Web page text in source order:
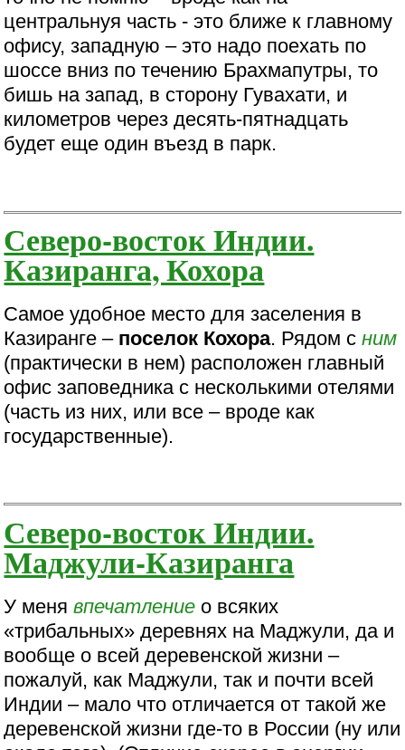
центральнуя часть - это ближе к главному
офису, западную – это надо поехать по
шоссе вниз по течению Брахмапутры, то
бишь на запад, в сторону Гувахати, и
километров через десять-пятнадцать
будет еще один въезд в парк.
Северо-восток Индии.
Казиранга, Кохора
Самое удобное место для заселения в
Казиранге – поселок Кохора. Рядом сним
(практически в нем) расположен главный
офис заповедника с несколькими отелями
(часть из них, или все – вроде как
государственные).
Северо-восток Индии.
Маджули-Казиранга
У менявпечатление о всяких
«трибальных» деревнях на Маджули, да и
вообще о всей деревенской жизни –
пожалуй, как Маджули, так и почти всей
Индии – мало что отличается от такой же
деревенской жизни где-то в России (ну или